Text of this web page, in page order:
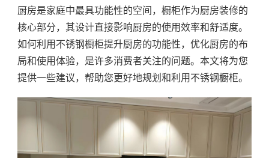
厨房是家庭中最具功能性的空间，橱柜作为厨房装修的
核心部分，其设计直接影响厨房的使用效率和舒适度。
如何利用不锈钢橱柜提升厨房的功能性，优化厨房的布
局和使用体验，是许多消费者关注的问题。本文将为您
提供一些建议，帮助您更好地规划和利用不锈钢橱柜。